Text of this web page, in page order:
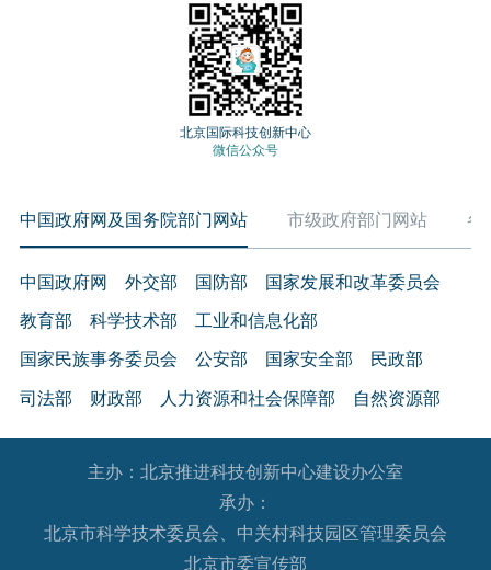
北京国际科技创新中心
微信公众号
中国政府网及国务院部门网站 市级政府部门网站 各
中国政府网 外交部 国防部 国家发展和改革委员会
教育部 科学技术部 工业和信息化部
国家民族事务委员会 公安部 国家安全部 民政部
司法部 财政部 人力资源和社会保障部 自然资源部
生态环境部 住房和城乡建设部 交通运输部 水利部
农业农村部 商务部 文化和旅游部
退役军人事务部
国家语言文字工作委员会
主办：北京推进科技创新中心建设办公室
承办：
北京市科学技术委员会、中关村科技园区管理委员会
北京市委宣传部